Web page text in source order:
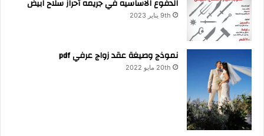
الدفوع الاساسيه في جريمه أحراز سلاح ابيض
9th يناير 2023
نموذج وصيغة عقد زواج عرفي pdf
20th مايو 2022